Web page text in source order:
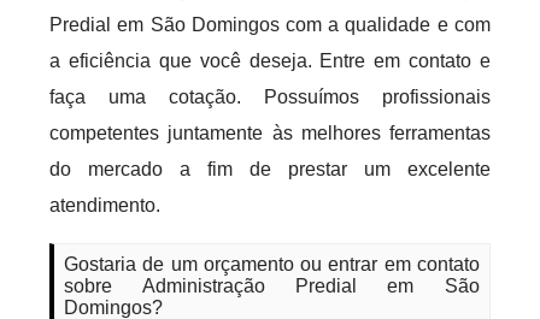
Predial em São Domingos com a qualidade e com
a eficiência que você deseja. Entre em contato e
faça uma cotação. Possuímos profissionais
competentes juntamente às melhores ferramentas
do mercado a fim de prestar um excelente
atendimento.
Gostaria de um orçamento ou entrar em contato
sobre Administração Predial em São
Domingos?